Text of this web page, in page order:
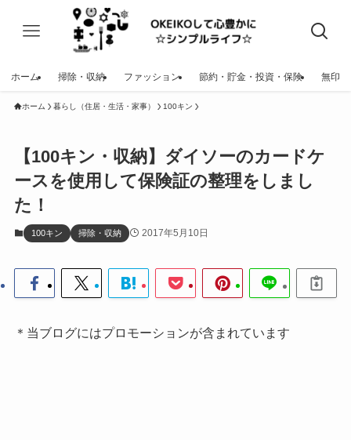
ホーム 掃除・収納 ファッション 節約・貯金・投資・保険 無印
ホーム 暮らし（住居・生活・家事） 100キン
【100キン・収納】ダイソーのカードケ
ースを使用して保険証の整理をしまし
た！
100キン 掃除・収納 2017年5月10日
＊当ブログにはプロモーションが含まれています